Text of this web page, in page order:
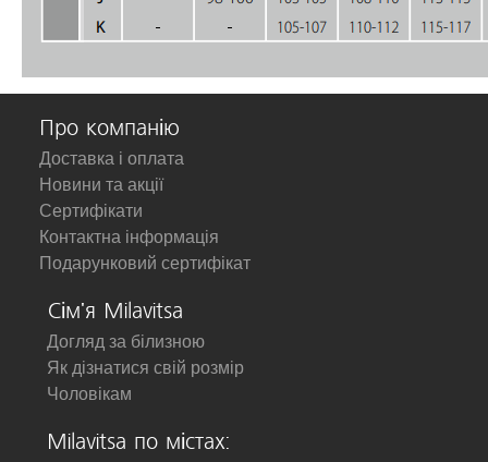
Про компанію
Доставка і оплата
Новини та акції
Сертифікати
Контактна інформація
Подарунковий сертифікат
Сім'я Milavitsa
Догляд за білизною
Як дізнатися свій розмір
Чоловікам
Milavitsa по містах: